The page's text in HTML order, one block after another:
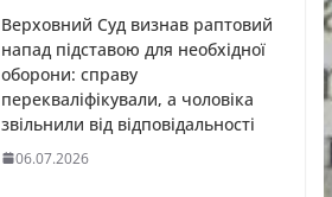
Верховний Суд визнав раптовий
напад підставою для необхідної
оборони: справу
перекваліфікували, а чоловіка
звільнили від відповідальності
06.07.2026